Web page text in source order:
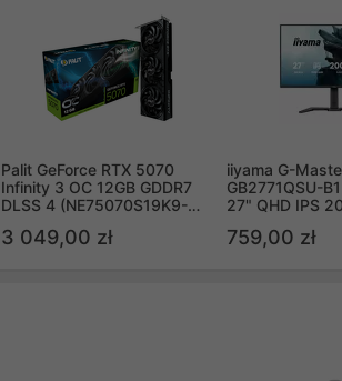
Palit GeForce RTX 5070
Infinity 3 OC 12GB GDDR7
DLSS 4 (NE75070S19K9-
3 049,00 zł
iiyama G-
GB2771QSU-
27" QHD IPS
759,00 zł